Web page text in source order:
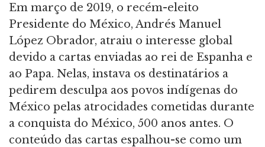
Em março de 2019, o recém-eleito
Presidente do México, Andrés Manuel
López Obrador, atraiu o interesse global
devido a cartas enviadas ao rei de Espanha e
ao Papa. Nelas, instava os destinatários a
pedirem desculpa aos povos indígenas do
México pelas atrocidades cometidas durante
a conquista do México, 500 anos antes. O
conteúdo das cartas espalhou-se como um